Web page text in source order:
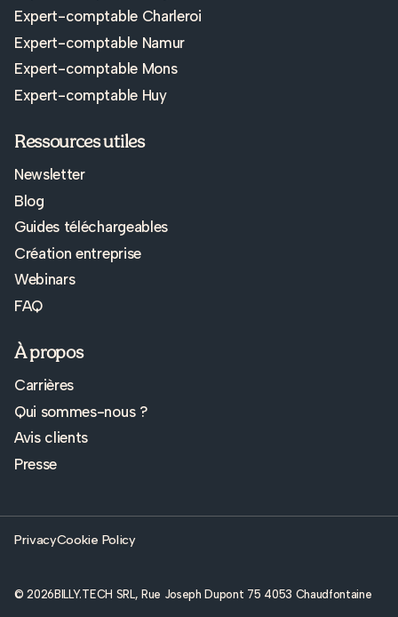
Expert-comptable Charleroi
Expert-comptable Namur
Expert-comptable Mons
Expert-comptable Huy
Ressources utiles
Newsletter
Blog
Guides téléchargeables
Création entreprise
Webinars
FAQ
À propos
Carrières
Qui sommes-nous ?
Avis clients
Presse
© 2026 BILLY.TECH SRL, Rue Joseph Dupont 75 4053 Chaudfontaine
PrivacyCookie Policy